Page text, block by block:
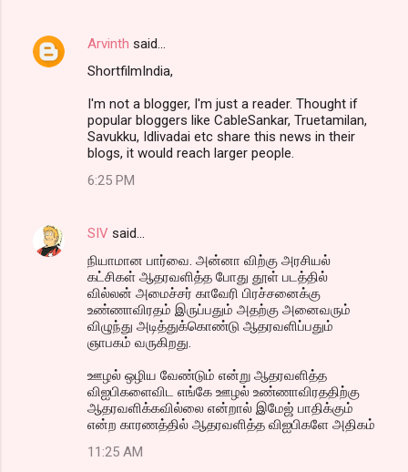
Arvinth said…
ShortfilmIndia,
I'm not a blogger, I'm just a reader. Thought if
popular bloggers like CableSankar, Truetamilan,
Savukku, Idlivadai etc share this news in their
blogs, it would reach larger people.
6:25 PM
SIV said…
நியாமான பார்வை. அன்னா விற்கு அரசியல்
கட்சிகள் ஆதரவளித்த போது தூள் படத்தில்
வில்லன் அமைச்சர் காவேரி பிரச்சனைக்கு
உண்ணாவிரதம் இருப்பதும் அதற்கு அனைவரும்
விழுந்து அடித்துக்கொண்டு ஆதரவளிப்பதும்
ஞாபகம் வருகிறது.
ஊழல் ஒழிய வேண்டும் என்று ஆதரவளித்த
விஐபிகளைவிட எங்கே ஊழல் உண்ணாவிரததிற்கு
ஆதரவளிக்கவில்லை என்றால் இமேஜ் பாதிக்கும்
என்ற காரணத்தில் ஆதரவளித்த விஐபிகளே அதிகம்
11:25 AM